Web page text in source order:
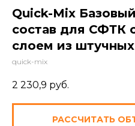
Quick-Mix
состав для СФТК
слоем из
quick-mix
2 230,9 руб.
РАССЧИТАТЬ